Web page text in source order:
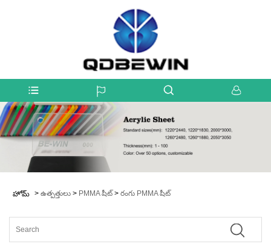
హోమ్ > ఉత్పత్తులు > PMMA షీట్ > రంగు PMMA షీట్